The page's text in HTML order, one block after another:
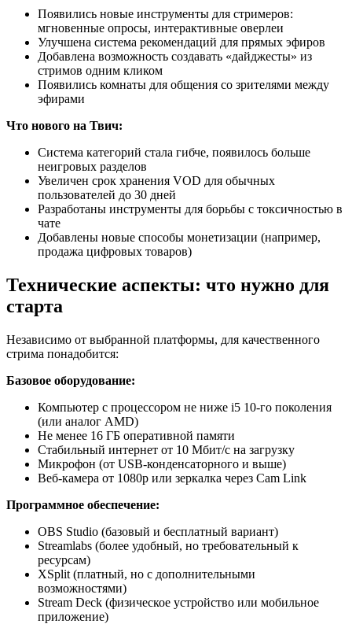
Появились новые инструменты для стримеров:
мгновенные опросы, интерактивные оверлеи
Улучшена система рекомендаций для прямых эфиров
Добавлена возможность создавать «дайджесты» из
стримов одним кликом
Появились комнаты для общения со зрителями между
эфирами
Что нового на Твич:
Система категорий стала гибче, появилось больше
неигровых разделов
Увеличен срок хранения VOD для обычных
пользователей до 30 дней
Разработаны инструменты для борьбы с токсичностью в
чате
Добавлены новые способы монетизации (например,
продажа цифровых товаров)
Технические аспекты: что нужно для
старта
Независимо от выбранной платформы, для качественного
стрима понадобится:
Базовое оборудование:
Компьютер с процессором не ниже i5 10-го поколения
(или аналог AMD)
Не менее 16 ГБ оперативной памяти
Стабильный интернет от 10 Мбит/с на загрузку
Микрофон (от USB-конденсаторного и выше)
Веб-камера от 1080p или зеркалка через Cam Link
Программное обеспечение:
OBS Studio (базовый и бесплатный вариант)
Streamlabs (более удобный, но требовательный к
ресурсам)
XSplit (платный, но с дополнительными
возможностями)
Stream Deck (физическое устройство или мобильное
приложение)